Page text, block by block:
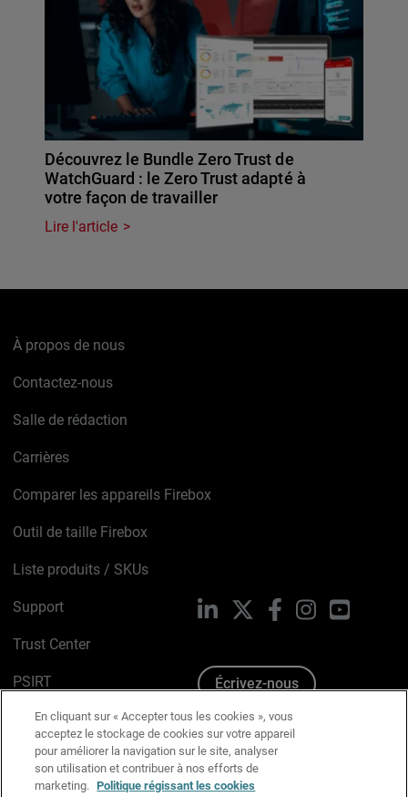
Découvrez le Bundle Zero Trust de
WatchGuard : le Zero Trust adapté à
votre façon de travailler
Lire l'article
À propos de nous
Contactez-nous
Salle de rédaction
Carrières
Comparer les appareils Firebox
Outil de taille Firebox
Liste produits / SKUs
Support
Trust Center
PSIRT
Avis sur les cookies
Politique de confidentialité
LinkedIn FacebookInstagram
Écrivez-nous
En cliquant sur « Accepter tous les cookies », vous
acceptez le stockage de cookies sur votre appareil
pour améliorer la navigation sur le site, analyser
son utilisation et contribuer à nos efforts de
marketing. Politique régissant les cookies